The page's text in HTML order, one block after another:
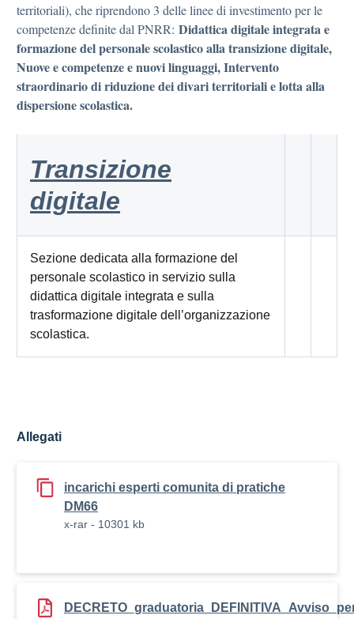
territoriali), che riprendono 3 delle linee di investimento per le
competenze definite dal PNRR: Didattica digitale integrata e
formazione del personale scolastico alla transizione digitale,
Nuove e competenze e nuovi linguaggi, Intervento
straordinario di riduzione dei divari territoriali e lotta alla
dispersione scolastica.
Transizione
digitale
Sezione dedicata alla formazione del
personale scolastico in servizio sulla
didattica digitale integrata e sulla
trasformazione digitale dell’organizzazione
scolastica.
Allegati
incarichi esperti comunita di pratiche
DM66
x-rar - 10301 kb